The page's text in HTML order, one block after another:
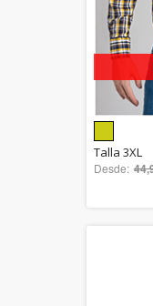
Talla 3XL
Desde: